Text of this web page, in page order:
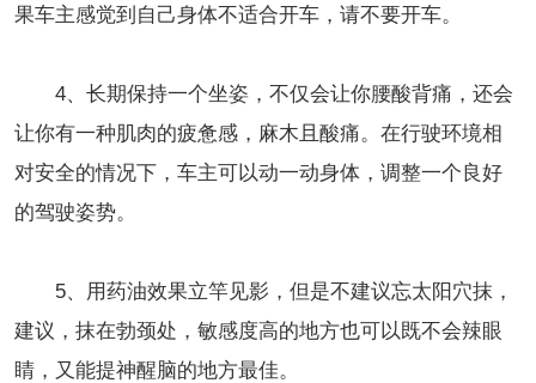
果车主感觉到自己身体不适合开车，请不要开车。
4、长期保持一个坐姿，不仅会让你腰酸背痛，还会
让你有一种肌肉的疲惫感，麻木且酸痛。在行驶环境相
对安全的情况下，车主可以动一动身体，调整一个良好
的驾驶姿势。
5、用药油效果立竿见影，但是不建议忘太阳穴抹，
建议，抹在勃颈处，敏感度高的地方也可以既不会辣眼
睛，又能提神醒脑的地方最佳。